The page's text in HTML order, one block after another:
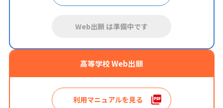
Web出願 は準備中です
高等学校 Web出願
利用マニュアルを見る